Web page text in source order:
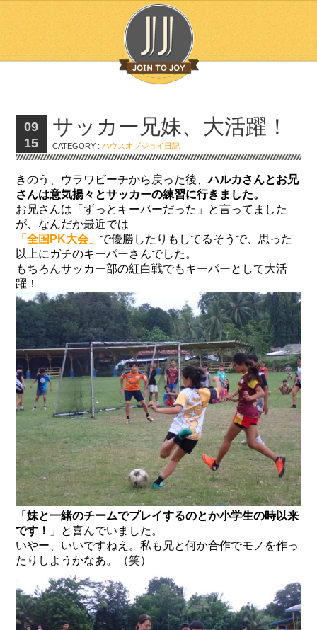
09
15
サッカー兄妹、大活躍！
CATEGORY :ハウスオブジョイ日記
きのう、ウラワビーチから戻った後、ハルカさんとお兄
さんは意気揚々とサッカーの練習に行きました。
お兄さんは「ずっとキーパーだった」と言ってました
が、なんだか最近では
「全国PK大会」 で優勝したりもしてるそうで、思った
以上にガチのキーパーさんでした。
もちろんサッカー部の紅白戦でもキーパーとして大活
躍！
「妹と一緒のチームでプレイするのとか小学生の時以来
です！
」と喜んでいました。
いやー、いいですねえ。私も兄と何か合作でモノを作っ
たりしようかなあ。（笑）